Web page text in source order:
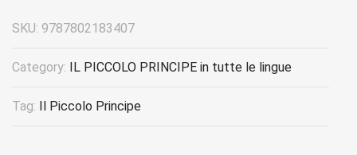
SKU: 9787802183407
Category: IL PICCOLO PRINCIPE in tutte le lingue
Tag: Il Piccolo Principe